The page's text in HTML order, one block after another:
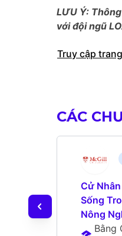
LƯU Ý:
với đội ngũ
Truy cập
CÁC
Cử
Sống
Nông
Bằng